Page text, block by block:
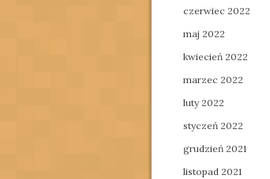
czerwiec 2022
maj 2022
kwiecień 2022
marzec 2022
luty 2022
styczeń 2022
grudzień 2021
listopad 2021